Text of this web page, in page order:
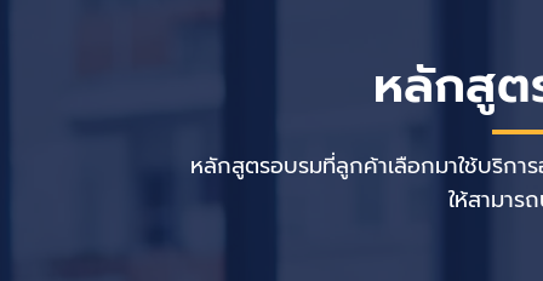
หลักสูต
หลักสูตรอบรมที่ลูกค้าเลือกมาใช้บริก
ให้สามาร